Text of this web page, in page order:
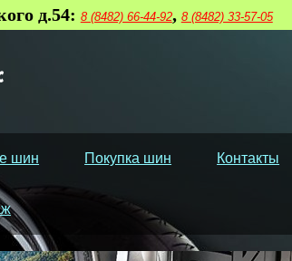
д.54: 8 (8482) 66-44-92, 8 (8482) 33-57-05
шин Покупка шин Контакты